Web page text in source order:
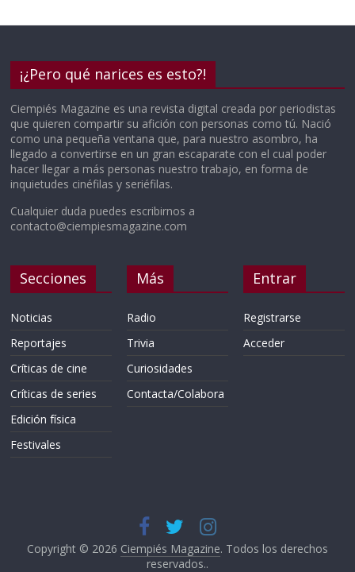
¡¿Pero qué narices es esto?!
Ciempiés Magazine es una revista digital creada por periodistas
que quieren compartir su afición con personas como tú. Nació
como una pequeña ventana que, para nuestro asombro, ha
llegado a convertirse en un gran escaparate con el cual poder
hacer llegar a más personas nuestro trabajo, en forma de
inquietudes cinéfilas y seriéfilas.
Cualquier duda puedes escribirnos a
contacto@ciempiesmagazine.com
Secciones
Noticias
Reportajes
Críticas de cine
Críticas de series
Edición física
Festivales
Más
Radio
Trivia
Curiosidades
Contacta/Colabora
Entrar
Registrarse
Acceder
Copyright © 2026 Ciempiés Magazine. Todos los derechos
reservados..